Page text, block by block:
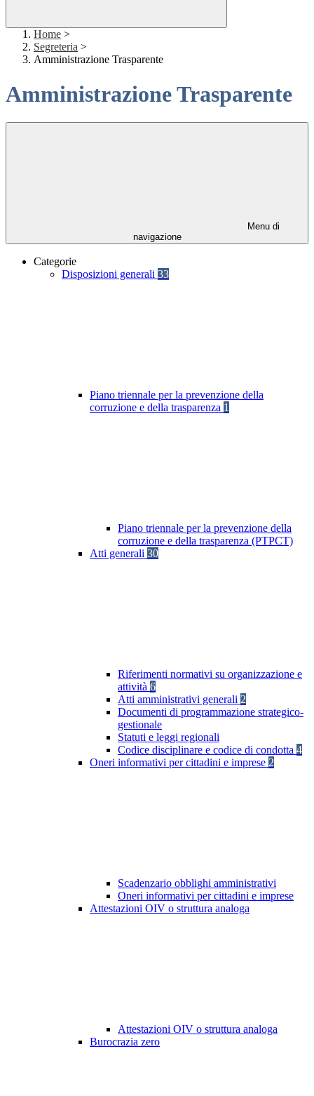
Home >
Segreteria >
Amministrazione Trasparente
Amministrazione Trasparente
Menu di
navigazione
Categorie
Disposizioni generali 33
Piano triennale per la prevenzione della
corruzione e della trasparenza 1
Piano triennale per la prevenzione della
corruzione e della trasparenza (PTPCT)
Atti generali 30
Riferimenti normativi su organizzazione e
attività 6
Atti amministrativi generali 2
Documenti di programmazione strategico-
gestionale
Statuti e leggi regionali
Codice disciplinare e codice di condotta 4
Oneri informativi per cittadini e imprese 2
Scadenzario obblighi amministrativi
Oneri informativi per cittadini e imprese
Attestazioni OIV o struttura analoga
Attestazioni OIV o struttura analoga
Burocrazia zero